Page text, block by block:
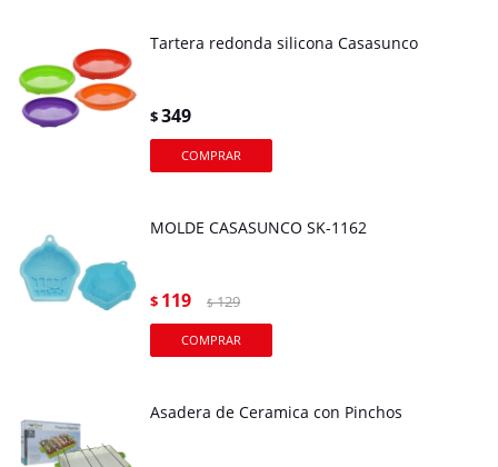
Tartera redonda silicona Casasunco
$349
MOLDE CASASUNCO SK-1162
$ 119 $ 129
Asadera de Ceramica con Pinchos